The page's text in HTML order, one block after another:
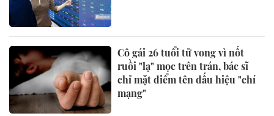
Cô gái 26 tuổi tử vong vì nốt
ruồi "lạ" mọc trên trán, bác sĩ
chỉ mặt điểm tên dấu hiệu "chí
mạng"